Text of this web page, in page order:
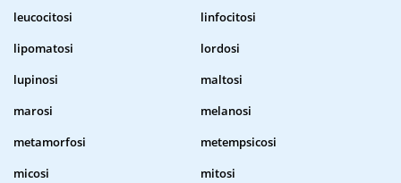
leucocitosi
linfocitosi
lipomatosi
lordosi
lupinosi
maltosi
marosi
melanosi
metamorfosi
metempsicosi
micosi
mitosi